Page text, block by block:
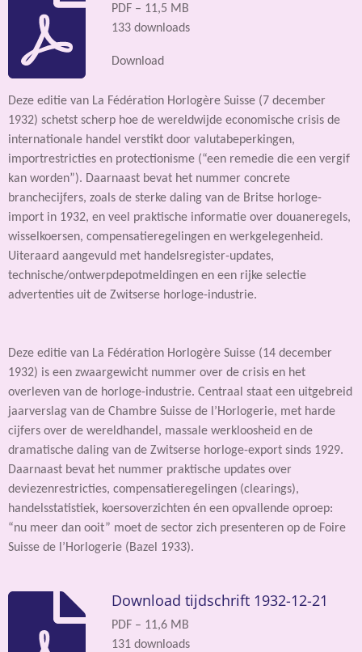
PDF – 11,5 MB
133 downloads
Download
Deze editie van La Fédération Horlogère Suisse (7 december
1932) schetst scherp hoe de wereldwijde economische crisis de
internationale handel verstikt door valutabeperkingen,
importrestricties en protectionisme (“een remedie die een vergif
kan worden”). Daarnaast bevat het nummer concrete
branchecijfers, zoals de sterke daling van de Britse horloge-
import in 1932, en veel praktische informatie over douaneregels,
wisselkoersen, compensatieregelingen en werkgelegenheid.
Uiteraard aangevuld met handelsregister-updates,
technische/ontwerpdepotmeldingen en een rijke selectie
advertenties uit de Zwitserse horloge-industrie.
Deze editie van La Fédération Horlogère Suisse (14 december
1932) is een zwaargewicht nummer over de crisis en het
overleven van de horloge-industrie. Centraal staat een uitgebreid
jaarverslag van de Chambre Suisse de l’Horlogerie, met harde
cijfers over de wereldhandel, massale werkloosheid en de
dramatische daling van de Zwitserse horloge-export sinds 1929.
Daarnaast bevat het nummer praktische updates over
deviezenrestricties, compensatieregelingen (clearings),
handelsstatistiek, koersoverzichten én een opvallende oproep:
“nu meer dan ooit” moet de sector zich presenteren op de Foire
Suisse de l’Horlogerie (Bazel 1933).
Download tijdschrift 1932-12-21
PDF – 11,6 MB
131 downloads